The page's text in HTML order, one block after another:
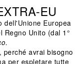
EU
dell'Unione Europea
Regno Unito (dal 1°
.
avrai bisogno
per espletare tutte